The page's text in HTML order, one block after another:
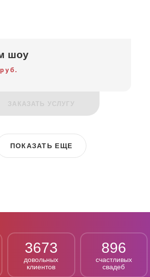
шоу
ЗАКАЗАТЬ УСЛУГУ
ПОКАЗАТЬ ЕЩЕ
3673
довольных
клиентов
896
счастливых
свадеб